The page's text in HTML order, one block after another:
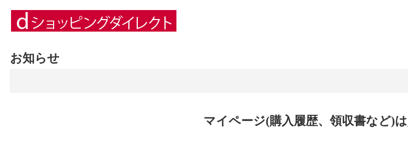
お知らせ
マイページ(購入履歴、領収書など)は